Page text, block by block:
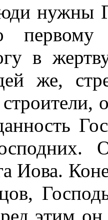
нужны
первому
в
же,
Иова.
этим он